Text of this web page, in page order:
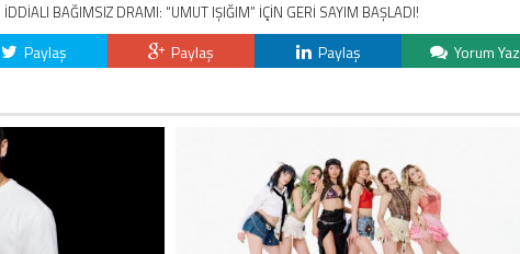
BAĞIMSIZ DRAMI: “UMUT IŞIĞIM” İÇİN GERİ SAYIM BAŞLADI!
Paylaş Paylaş Paylaş Yorum Yaz